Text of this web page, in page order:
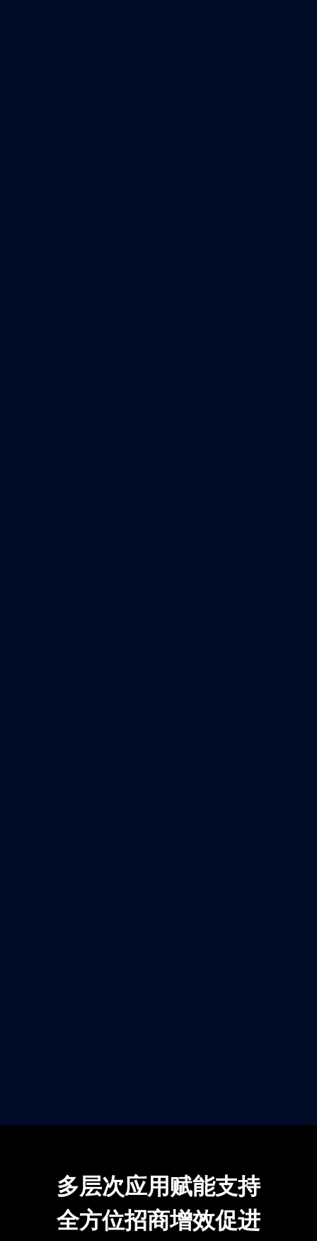
多层次应用赋能支持
全方位招商增效促进